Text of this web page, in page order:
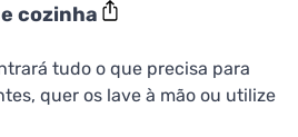
cozinha
tudo o que precisa para
quer os lave à mão ou utilize
O detergente certo para